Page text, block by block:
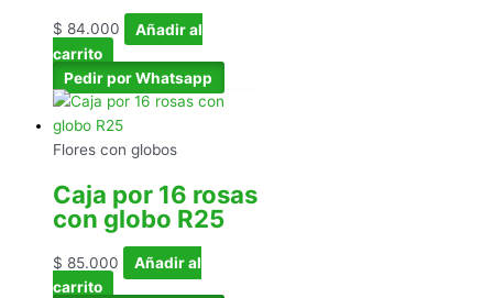
$ 84.000
Añadir al
carrito
Pedir por Whatsapp
Flores con globos
Caja por 16 rosas
con globo R25
$ 85.000
Añadir al
carrito